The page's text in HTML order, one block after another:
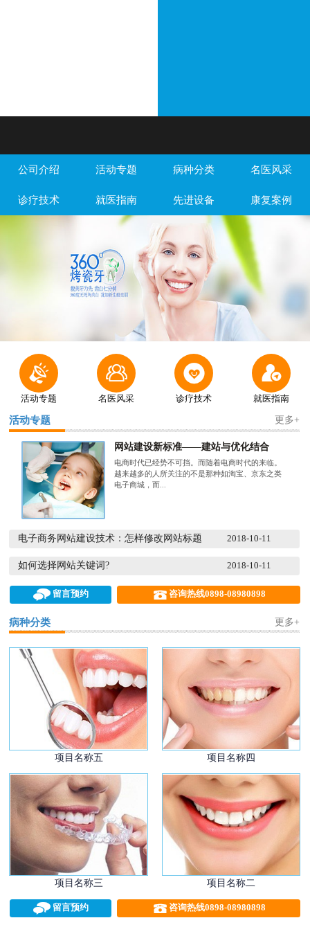
公司介绍 活动专题 病种分类 名医风采
诊疗技术 就医指南 先进设备 康复案例

活动专题

名医风采

诊疗技术

就医指南
活动专题 更多+
网站建设新标准——建站与优化结合
电商时代已经势不可挡。而随着电商时代的来临。
越来越多的人所关注的不是那种如淘宝、京东之类
电子商城，而...
2018-10-11
电子商务网站建设技术：怎样修改网站标题
2018-10-11
如何选择网站关键词?
留言预约  咨询热线0898-08980898
病种分类 更多+
项目名称五 项目名称四
项目名称三 项目名称二
留言预约  咨询热线0898-08980898